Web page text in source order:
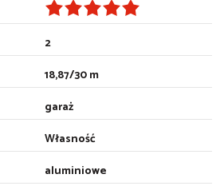
2
18,87/30 m
garaż
Własność
aluminiowe